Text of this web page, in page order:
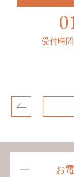
受付時間
お